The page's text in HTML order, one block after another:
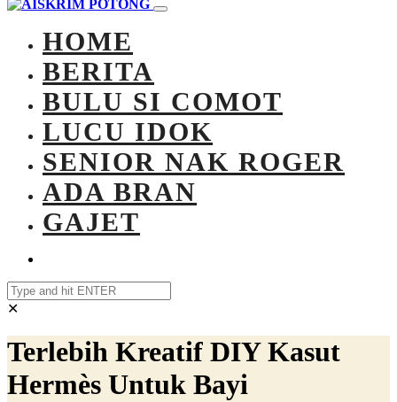
HOME
BERITA
BULU SI COMOT
LUCU IDOK
SENIOR NAK ROGER
ADA BRAN
GAJET
✕
Terlebih Kreatif DIY Kasut
Hermès Untuk Bayi